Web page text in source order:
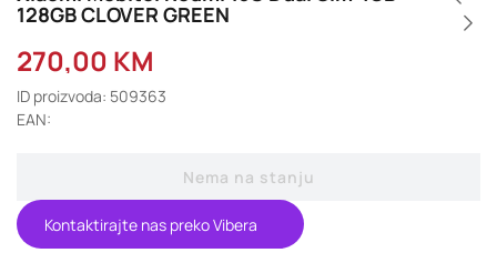
128GB CLOVER GREEN
270,00 KM
ID proizvoda: 509363
EAN:
Nema na stanju
Kontaktirajte nas preko Vibera